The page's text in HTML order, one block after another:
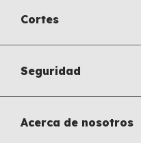
Cortes
Seguridad
Acerca de nosotros